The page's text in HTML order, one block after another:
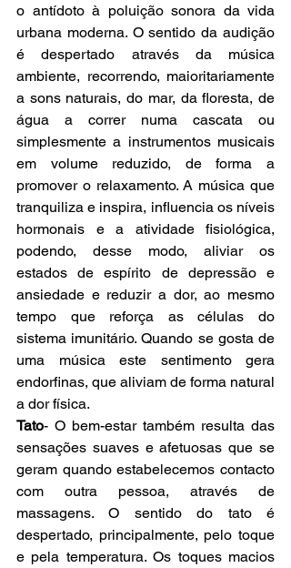
o antídoto à poluição sonora da vida
urbana moderna. O sentido da audição
é despertado através da música
ambiente, recorrendo, maioritariamente
a sons naturais, do mar, da floresta, de
água a correr numa cascata ou
simplesmente a instrumentos musicais
em volume reduzido, de forma a
promover o relaxamento. A música que
tranquiliza e inspira, influencia os níveis
hormonais e a atividade fisiológica,
podendo, desse modo, aliviar os
estados de espírito de depressão e
ansiedade e reduzir a dor, ao mesmo
tempo que reforça as células do
sistema imunitário. Quando se gosta de
uma música este sentimento gera
endorfinas, que aliviam de forma natural
a dor física.
Tato- O bem-estar também resulta das
sensações suaves e afetuosas que se
geram quando estabelecemos contacto
com outra pessoa, através de
massagens. O sentido do tato é
despertado, principalmente, pelo toque
e pela temperatura. Os toques macios